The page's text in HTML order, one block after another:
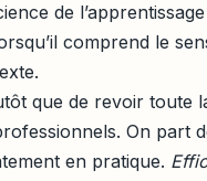
de
comprend le
que de revoir toute
On part
en pratique.